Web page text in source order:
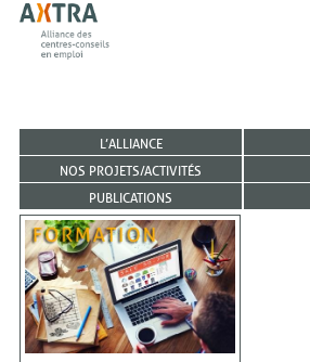
L’ALLIANCE
NOS PROJETS/ACTIVITÉS
PUBLICATIONS